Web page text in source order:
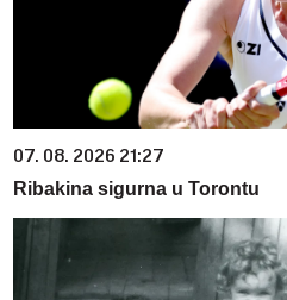
07. 08. 2026 21:27
Ribakina sigurna u Torontu